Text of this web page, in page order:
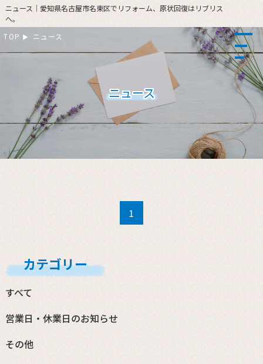
ニュース｜愛知県名古屋市名東区でリフォーム、原状回復はリブリス
へ。
TOP
ニュース
ニュース
1
カテゴリー
すべて
営業日・休業日のお知らせ
その他